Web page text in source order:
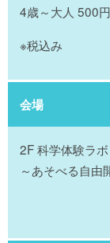
4歳～大人 500円
※税込み
会場
2F 科学体験ラボ
～あそべる自由